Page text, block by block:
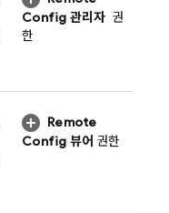
Config 관리자 권
한
Remote
Config 뷰어 권한